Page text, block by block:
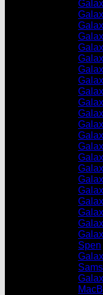
Spen